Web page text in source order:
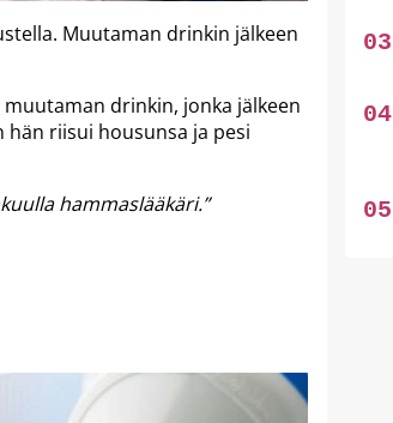
Muutaman drinkin jälkeen
drinkin, jonka jälkeen
hän riisui housunsa ja pesi
hammaslääkäri.”